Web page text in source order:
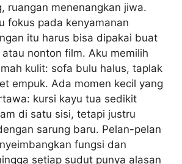
ruangan menenangkan jiwa.
fokus pada kenyamanan
itu harus bisa dipakai buat
nonton film. Aku memilih
kulit: sofa bulu halus, taplak
empuk. Ada momen kecil yang
kursi kayu tua sedikit
di satu sisi, tetapi justru
sarung baru. Pelan-pelan
fungsi dan
setiap sudut punya alasan